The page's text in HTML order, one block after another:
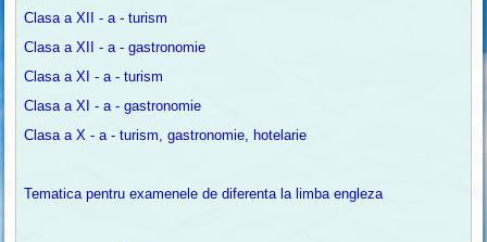
Clasa a XII - a - turism
Clasa a XII - a - gastronomie
Clasa a XI - a - turism
Clasa a XI - a - gastronomie
Clasa a X - a - turism, gastronomie, hotelarie
Tematica pentru examenele de diferenta la limba engleza